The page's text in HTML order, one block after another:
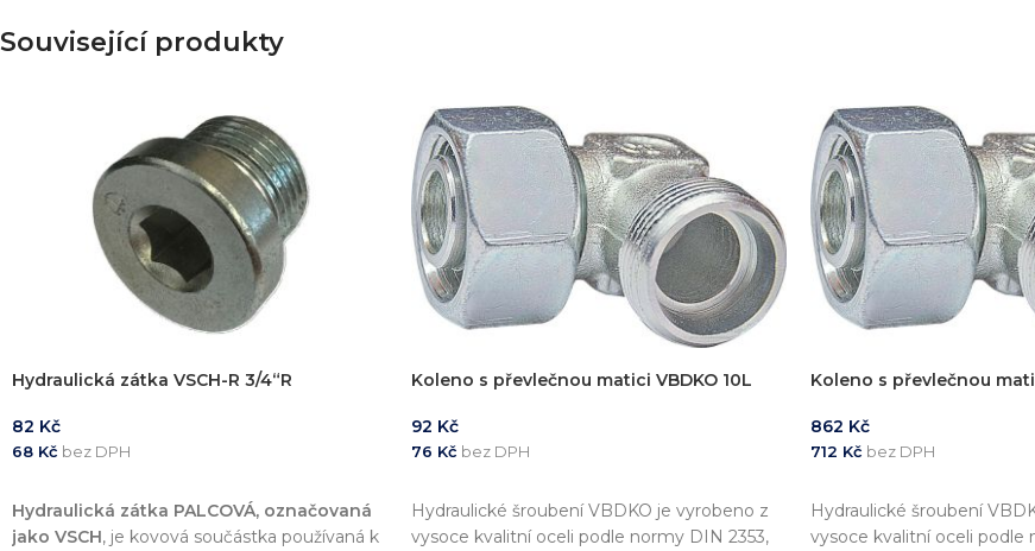
Související produkty
Hydraulická zátka VSCH-R 3/4“R
82 Kč
68 Kč bez DPH
Hydraulická zátka PALCOVÁ, označovaná
jako VSCH, je kovová součástka používaná k
Koleno s převlečnou matici VBDKO 10L
92 Kč
76 Kč bez DPH
Hydraulické šroubení VBDKO je vyrobeno z
vysoce kvalitní oceli podle normy DIN 2353,
Koleno s převlečnou
862 Kč
712 Kč bez DPH
Hydraulické šroubení
vysoce kvalitní oceli podle